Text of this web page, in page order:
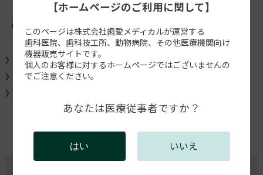
《届出、申請書、注文書》
〉〉exocad追加モジュール注文書
〉〉CADCAM機器登録情報変更届出
〉〉書類送付先
資料
【ホームページのご利用に関して】
このページは株式会社歯愛メディカルが運営する
歯科医院、歯科技工所、動物病院、その他医療機関向け
機器販売サイトです。
個人のお客様に対するホームページではございませんの
でご注意ください。
あなたは医療従事者ですか？
はい いいえ